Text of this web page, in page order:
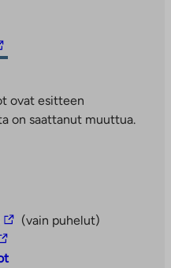
rivitaloa, yhteensä 22
ovat esitteen
on saattanut muuttua.
Linkki
vie
ulkopuoliseen
(vain puhelut)